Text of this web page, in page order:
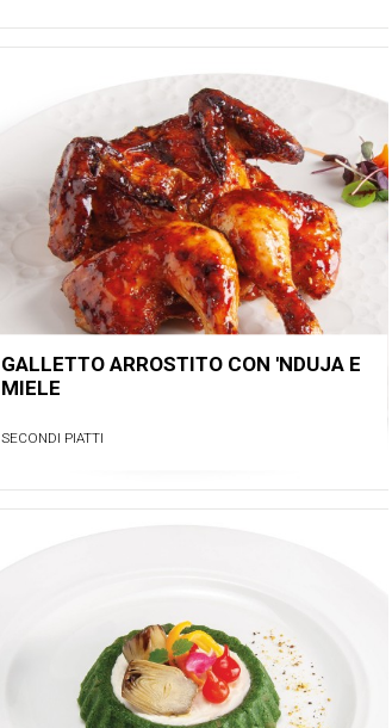
GALLETTO ARROSTITO CON 'NDUJA E
MIELE
SECONDI PIATTI